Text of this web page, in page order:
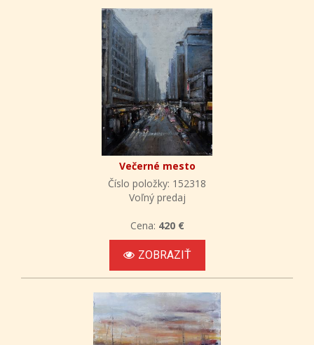
Večerné mesto
Číslo položky: 152318
Voľný predaj
Cena: 420 €
ZOBRAZIŤ